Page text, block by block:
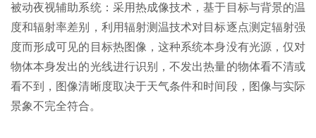
被动夜视辅助系统：采用热成像技术，基于目标与背景的温
度和辐射率差别，利用辐射测温技术对目标逐点测定辐射强
度而形成可见的目标热图像，这种系统本身没有光源，仅对
物体本身发出的光线进行识别，不发出热量的物体看不清或
看不到，图像清晰度取决于天气条件和时间段，图像与实际
景象不完全符合。